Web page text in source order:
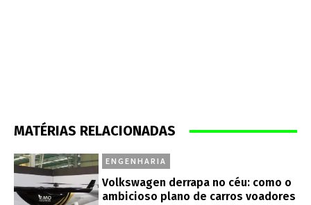
MATÉRIAS RELACIONADAS
ENGENHARIA
Volkswagen derrapa no céu: como o
ambicioso plano de carros voadores